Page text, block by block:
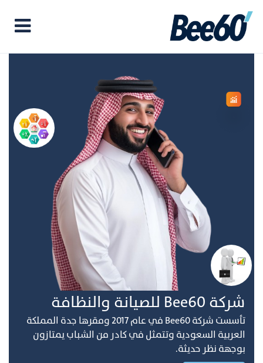
ﺷﺮﻛﺔ Bee60 ﻟﻠﺼﻴﺎﻧﺔ واﻟﻨﻈﺎفة
ﺗﺄﺳﺴﺖ ﺷﺮﻛﺔ Bee60 ﻓﻲ ﻋﺎم 2017 وﻣﻘﺮﻫﺎ ﺟﺪة اﻟﻤﻤﻠﻜﺔ
اﻟﻌﺮﺑﻴﺔ اﻟﺴﻌﻮدﻳﺔ وﺗﺘﻤﺜﻞ ﻓﻲ ﻛﺎدر ﻣﻦ اﻟﺸﺒﺎب ﻳﻤﺘﺎزون
ﺑﻮﺟﻬﺔ ﻧﻈﺮ ﺣﺪﻳﺜﺔ.